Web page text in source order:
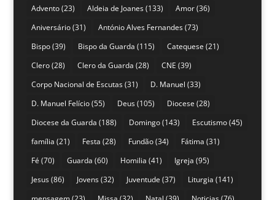
Advento(23) Aldeia de Joanes(133) Amor(36)
Aniversário(31) António Alves Fernandes(73)
Bispo(39) Bispo da Guarda (115) Catequese (21)
Clero(28) Clero da Guarda (28) CNE (39)
Corpo Nacional de Escutas(31) D. Manuel (33)
D. Manuel Felício(55) Deus(105) Diocese (28)
Diocese da Guarda (188) Domingo(143) Escutismo(45)
família (21) Festa (28) Fundão(34) Fátima (31)
Fé (70) Guarda (60) Homilia (41) Igreja (95)
Jesus(86) Jovens(32) Juventude (37) Liturgia (141)